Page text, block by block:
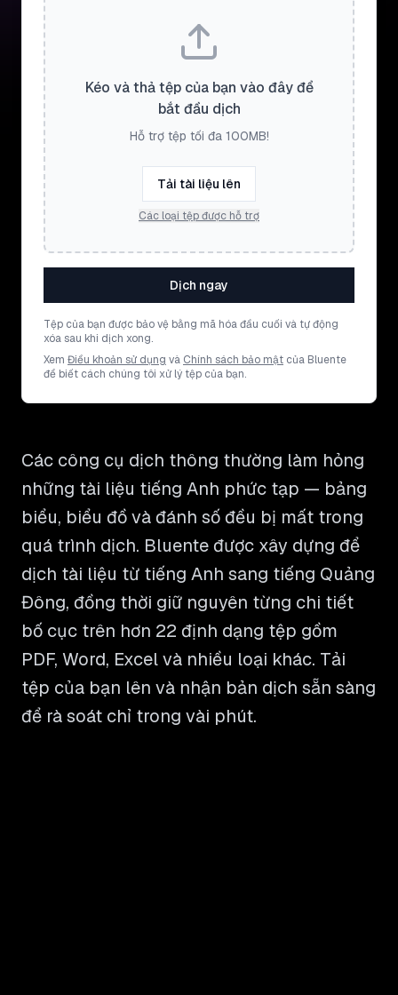
Kéo và thả tệp của bạn vào đây để
bắt đầu dịch
Hỗ trợ tệp tối đa 100MB!
Tải tài liệu lên
Các loại tệp được hỗ trợ
Dịch ngay
Tệp của bạn được bảo vệ bằng mã hóa đầu cuối và tự động
xóa sau khi dịch xong.
Xem Điều khoản sử dụng và Chính sách bảo mật của Bluente
để biết cách chúng tôi xử lý tệp của bạn.
Các công cụ dịch thông thường làm hỏng
những tài liệu tiếng Anh phức tạp — bảng
biểu, biểu đồ và đánh số đều bị mất trong
quá trình dịch. Bluente được xây dựng để
dịch tài liệu từ tiếng Anh sang tiếng Quảng
Đông, đồng thời giữ nguyên từng chi tiết
bố cục trên hơn 22 định dạng tệp gồm
PDF, Word, Excel và nhiều loại khác. Tải
tệp của bạn lên và nhận bản dịch sẵn sàng
để rà soát chỉ trong vài phút.